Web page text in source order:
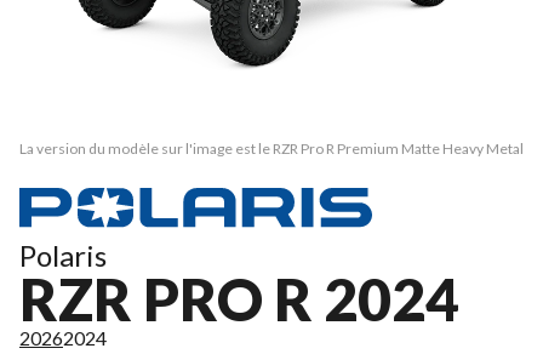
La version du modèle sur l'image est le RZR Pro R Premium Matte Heavy Metal
Polaris
RZR PRO R 2024
20262024